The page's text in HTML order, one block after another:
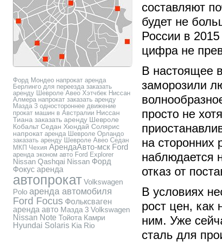
Форд Мондео напрокат аренда
Берлинго для переезда заказать
аренду Шевроле Авео Хэтчбек Ниссан
Алмера напрокат заказать аренду
Мазда 3 одностороннее движение
прокат машин в Австралии Ниссан
Тиана заказать аренду Шевроле
Кобальт Седан Хюндай Солярис
напрокат аренда Шевроле Орландо
заказать аренду Шевроле Авео Седан
МКП Чехия АрендаАвто-мск Ford
аренда эконом авто Ford Explorer
Nissan Qashqai Nissan Форд
Фокус аренда
автопрокат Volkswagen
Polo аренда автомобиля
Ford Focus Фольксваген
аренда авто Мазда 3 Volkswagen
Nissan Note Тойота Камри
Hyundai Solaris Kia Rio
составляют
будет не
России в
цифра не
В настоящее
заморозили
просто не
на сторонних
наблюдается
отказ от
В условиях
рост цен, как
ним. Уже
сталь для